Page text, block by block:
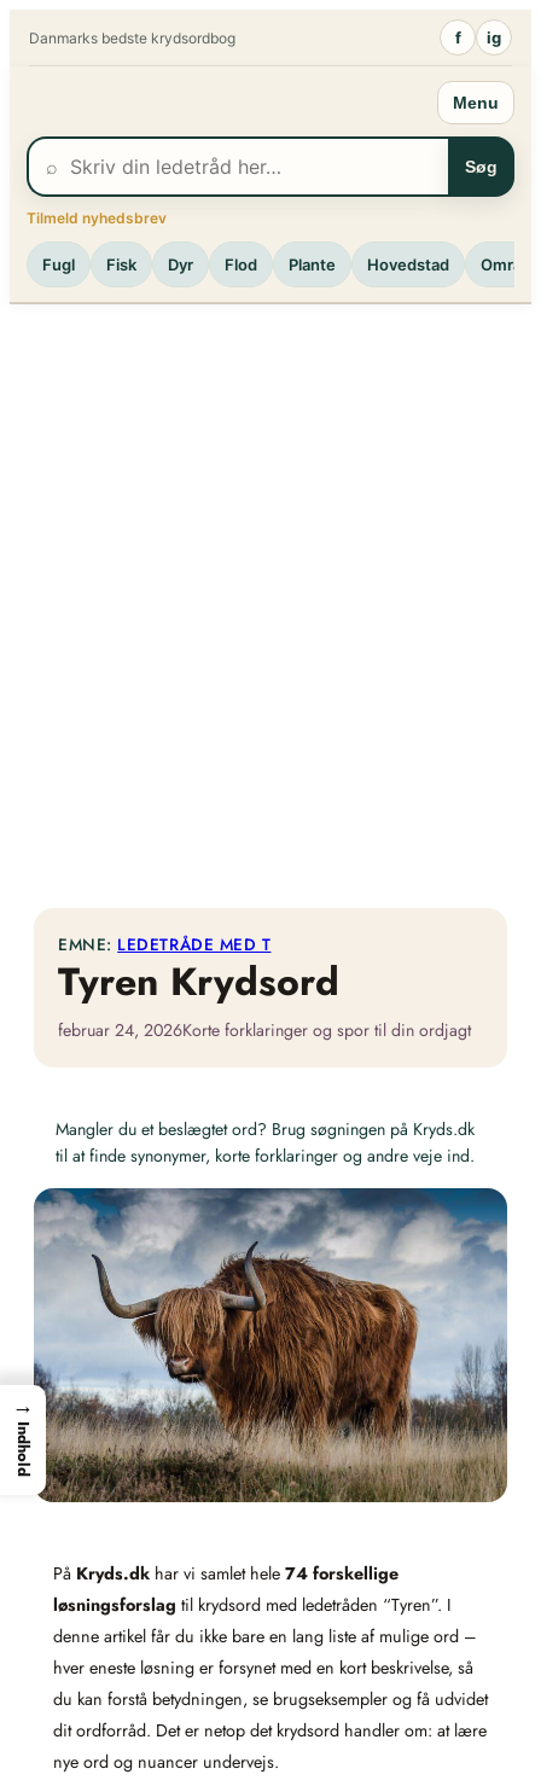
Danmarks bedste krydsordbog f ig
Menu
⌕ Søg
Tilmeld nyhedsbrev
Fugl Fisk Dyr Flod Plante Hovedstad Område
EMNE: LEDETRÅDE MED T
Tyren Krydsord
februar 24, 2026Korte forklaringer og spor til din ordjagt
Mangler du et beslægtet ord? Brug søgningen på Kryds.dk
til at finde synonymer, korte forklaringer og andre veje ind.
På Kryds.dk har vi samlet hele 74 forskellige
løsningsforslag til krydsord med ledetråden “Tyren”. I
denne artikel får du ikke bare en lang liste af mulige ord –
hver eneste løsning er forsynet med en kort beskrivelse, så
du kan forstå betydningen, se brugseksempler og få udvidet
dit ordforråd. Det er netop det krydsord handler om: at lære
nye ord og nuancer undervejs.
→
Indhold